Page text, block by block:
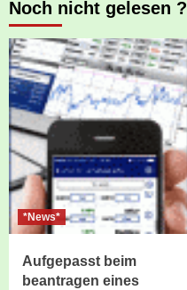
Noch nicht gelesen ?
*News*
Aufgepasst beim
beantragen eines